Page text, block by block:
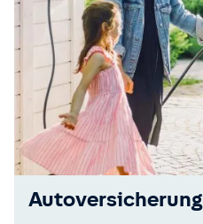
Autoversicherung